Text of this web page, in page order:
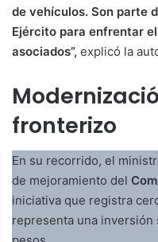
de vehículos. Son parte
Ejército para enfrentar
asociados”, explicó la
fronterizo
En su recorrido, el
de mejoramiento del
iniciativa que registra
representa una inversión